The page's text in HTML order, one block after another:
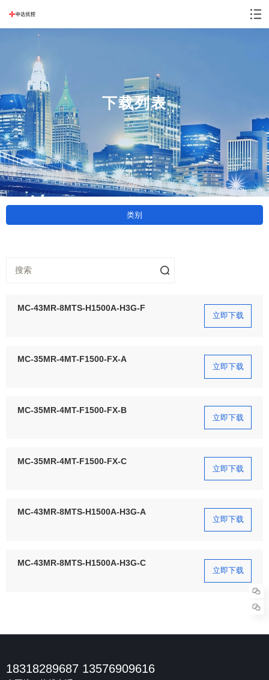
下载列表
类别
MC-43MR-8MTS-H1500A-H3G-F
立即下载
MC-35MR-4MT-F1500-FX-A
立即下载
MC-35MR-4MT-F1500-FX-B
立即下载
MC-35MR-4MT-F1500-FX-C
立即下载
MC-43MR-8MTS-H1500A-H3G-A
立即下载
MC-43MR-8MTS-H1500A-H3G-C
立即下载
18318289687 13576909616